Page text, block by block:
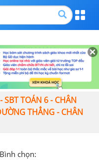
SBT TOÁN 6 - CHÂN
THẲNG - CHÂN
Bình chọn: